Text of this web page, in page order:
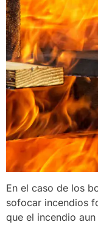
En el caso de los
sofocar incendios
que el incendio